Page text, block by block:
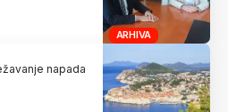
ARHIVA
napada